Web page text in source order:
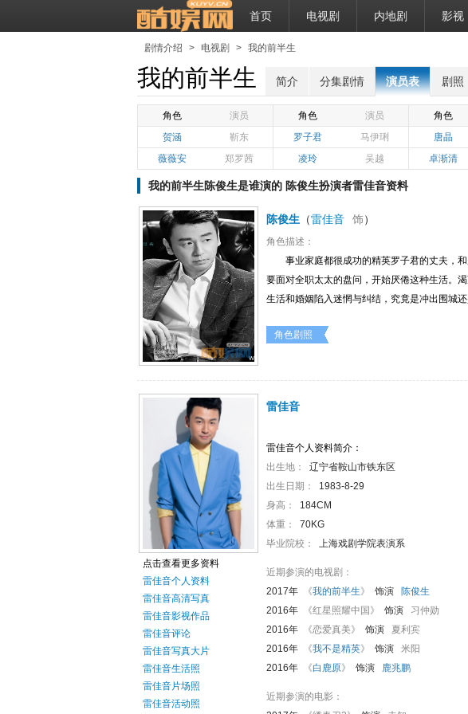
首页 电视剧 内地剧 影视
剧情介绍 > 电视剧 > 我的前半生
我的前半生 简介 分集剧情 演员表 剧照
角色 演员 角色 演员 角色
贺涵
靳东 罗子君 马伊琍 唐晶
薇薇安
郑罗茜 凌玲 吴越 卓渐清
我的前半生陈俊生是谁演的 陈俊生扮演者雷佳音资料
陈俊生 （雷佳音 饰）
角色描述：
事业家庭都很成功的精英罗子君的丈夫，
要面对全职太太的盘问，开始厌倦这种生活。
生活和婚姻陷入迷惘与纠结，究竟是冲出围城
角色剧照
点击查看更多资料
雷佳音个人资料
雷佳音高清写真
雷佳音影视作品
雷佳音评论
雷佳音写真大片
雷佳音生活照
雷佳音片场照
雷佳音活动照
雷佳音
雷佳音个人资料简介：
出生地：
辽宁省鞍山市铁东区
出生日期：
1983-8-29
身高：
184CM
体重：
70KG
毕业院校：
上海戏剧学院表演系
近期参演的电视剧：
2017年
《我的前半生》 饰演
陈俊生
2016年
《红星照耀中国》 饰演
习仲勋
2016年
《恋爱真美》 饰演
夏利宾
2016年
《我不是精英》 饰演
米阳
2016年
《白鹿原》 饰演 鹿兆鹏
近期参演的电影：